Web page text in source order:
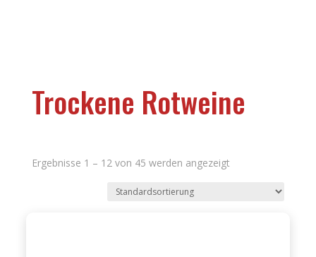
Trockene Rotweine
Ergebnisse 1 – 12 von 45 werden angezeigt